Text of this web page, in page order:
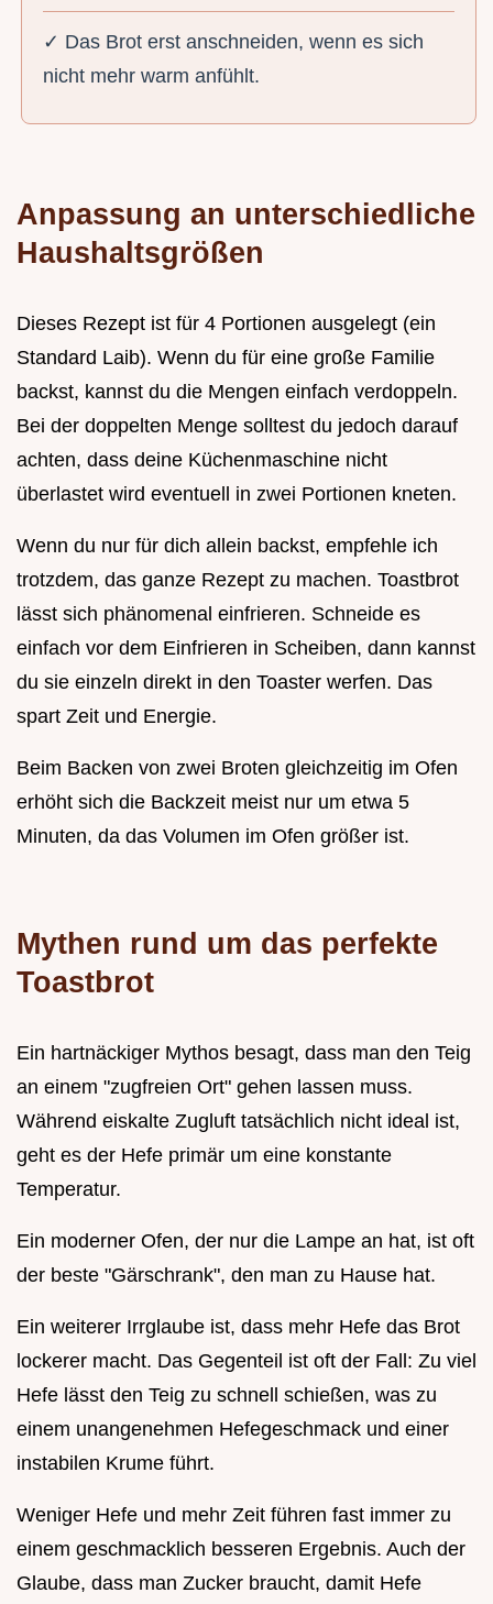
✓ Das Brot erst anschneiden, wenn es sich
nicht mehr warm anfühlt.
Anpassung an unterschiedliche
Haushaltsgrößen
Dieses Rezept ist für 4 Portionen ausgelegt (ein
Standard Laib). Wenn du für eine große Familie
backst, kannst du die Mengen einfach verdoppeln.
Bei der doppelten Menge solltest du jedoch darauf
achten, dass deine Küchenmaschine nicht
überlastet wird eventuell in zwei Portionen kneten.
Wenn du nur für dich allein backst, empfehle ich
trotzdem, das ganze Rezept zu machen. Toastbrot
lässt sich phänomenal einfrieren. Schneide es
einfach vor dem Einfrieren in Scheiben, dann kannst
du sie einzeln direkt in den Toaster werfen. Das
spart Zeit und Energie.
Beim Backen von zwei Broten gleichzeitig im Ofen
erhöht sich die Backzeit meist nur um etwa 5
Minuten, da das Volumen im Ofen größer ist.
Mythen rund um das perfekte
Toastbrot
Ein hartnäckiger Mythos besagt, dass man den Teig
an einem "zugfreien Ort" gehen lassen muss.
Während eiskalte Zugluft tatsächlich nicht ideal ist,
geht es der Hefe primär um eine konstante
Temperatur.
Ein moderner Ofen, der nur die Lampe an hat, ist oft
der beste "Gärschrank", den man zu Hause hat.
Ein weiterer Irrglaube ist, dass mehr Hefe das Brot
lockerer macht. Das Gegenteil ist oft der Fall: Zu viel
Hefe lässt den Teig zu schnell schießen, was zu
einem unangenehmen Hefegeschmack und einer
instabilen Krume führt.
Weniger Hefe und mehr Zeit führen fast immer zu
einem geschmacklich besseren Ergebnis. Auch der
Glaube, dass man Zucker braucht, damit Hefe